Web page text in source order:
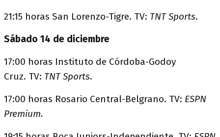
21:15 horas San Lorenzo-Tigre. TV: TNT Sports.
Sábado 14 de diciembre
17:00 horas Instituto de Córdoba-Godoy
Cruz. TV: TNT Sports.
17:00 horas Rosario Central-Belgrano. TV: ESPN
Premium.